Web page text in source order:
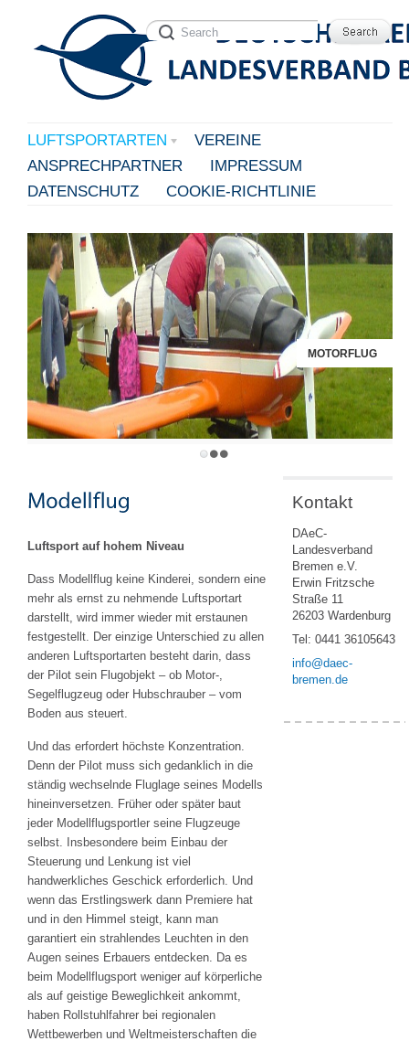
LUFTSPORTARTEN
VEREINE
ANSPRECHPARTNER
IMPRESSUM
DATENSCHUTZ
COOKIE-RICHTLINIE
MOTORFLUG
Luftsport auf hohem Niveau
Dass Modellflug keine Kinderei, sondern eine
mehr als ernst zu nehmende Luftsportart
darstellt, wird immer wieder mit erstaunen
festgestellt. Der einzige Unterschied zu allen
anderen Luftsportarten besteht darin, dass
der Pilot sein Flugobjekt – ob Motor-,
Segelflugzeug oder Hubschrauber – vom
Boden aus steuert.
Und das erfordert höchste Konzentration.
Denn der Pilot muss sich gedanklich in die
ständig wechselnde Fluglage seines Modells
hineinversetzen. Früher oder später baut
jeder Modellflugsportler seine Flugzeuge
selbst. Insbesondere beim Einbau der
Steuerung und Lenkung ist viel
handwerkliches Geschick erforderlich. Und
wenn das Erstlingswerk dann Premiere hat
und in den Himmel steigt, kann man
garantiert ein strahlendes Leuchten in den
Augen seines Erbauers entdecken. Da es
beim Modellflugsport weniger auf körperliche
als auf geistige Beweglichkeit ankommt,
haben Rollstuhlfahrer bei regionalen
Wettbewerben und Weltmeisterschaften die
Kontakt
DAeC-
Landesverband
Bremen e.V.
Erwin Fritzsche
Straße 11
26203 Wardenburg
Tel: 0441 36105643
info@daec-
bremen.de